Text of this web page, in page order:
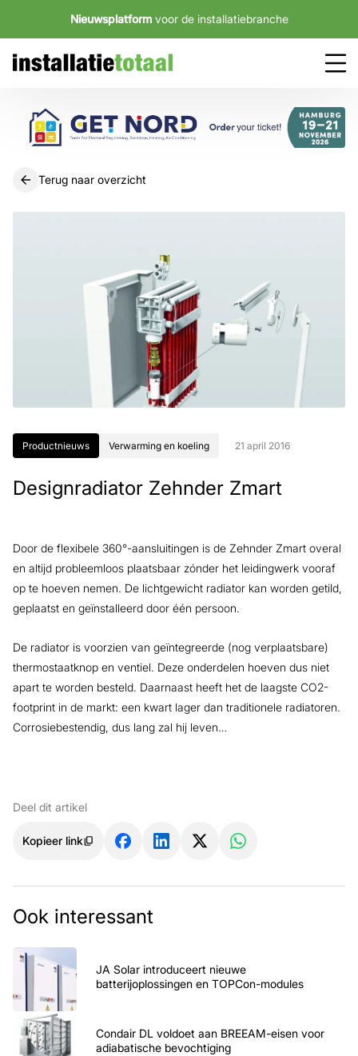
Nieuwsplatform voor de installatiebranche
Terug naar overzicht
Productnieuws Verwarming en koeling 21 april 2016
Designradiator Zehnder Zmart
Door de flexibele 360°-aansluitingen is de Zehnder Zmart overal
en altijd probleemloos plaatsbaar zónder het leidingwerk vooraf
op te hoeven nemen. De lichtgewicht radiator kan worden getild,
geplaatst en geïnstalleerd door één persoon.
De radiator is voorzien van geïntegreerde (nog verplaatsbare)
thermostaatknop en ventiel. Deze onderdelen hoeven dus niet
apart te worden besteld. Daarnaast heeft het de laagste CO2-
footprint in de markt: een kwart lager dan traditionele radiatoren.
Corrosiebestendig, dus lang zal hij leven…
Deel dit artikel
Kopieer link
Ook interessant
JA Solar introduceert nieuwe
batterijoplossingen en TOPCon-modules
Condair DL voldoet aan BREEAM-eisen voor
adiabatische bevochtiging